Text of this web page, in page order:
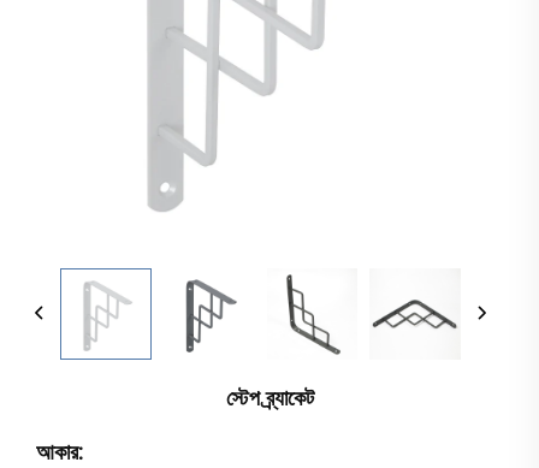
স্টেপ ব্র্যাকেট
আকার: